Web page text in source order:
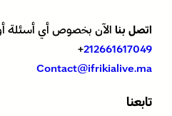
اتصل بنا الآن بخصوص أي أسئلة
212661617049
+
Contact@ifrikialive.ma
تابعنا